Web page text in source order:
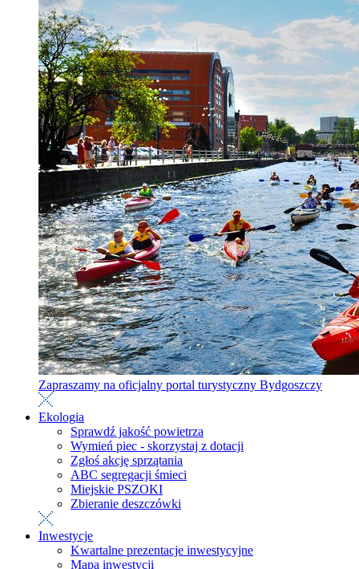
Zapraszamy na oficjalny portal turystyczny Bydgoszczy
Ekologia
Sprawdź jakość powietrza
Wymień piec - skorzystaj z dotacji
Zgłoś akcję sprzątania
ABC segregacji śmieci
Miejskie PSZOKI
Zbieranie deszczówki
Inwestycje
Kwartalne prezentacje inwestycyjne
Mapa inwestycji